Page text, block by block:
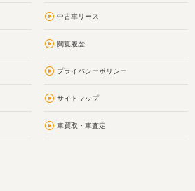
中古車リース
閲覧履歴
プライバシーポリシー
サイトマップ
車買取・車査定